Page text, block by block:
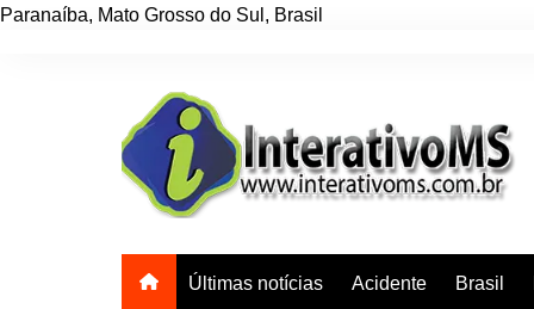
Paranaíba, Mato Grosso do Sul , Brasil
Últimas notícias Acidente Brasil